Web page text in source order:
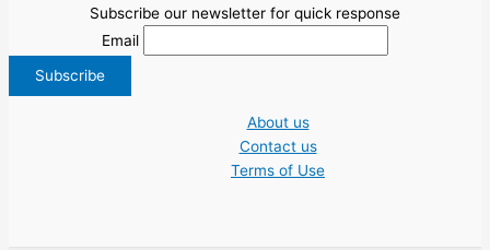
Subscribe our newsletter for quick response
Email
About us
Contact us
Terms of Use